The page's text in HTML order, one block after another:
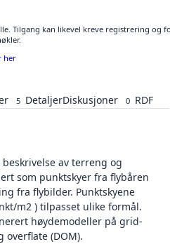
Tilgang kan likevel kreve registrering og
her
5 DetaljerDiskusjoner 0 RDF
av terreng og
som punktskyer fra flybåren
fra flybilder. Punktskyene
m2 ) tilpasset ulike formål.
høydemodeller på grid-
overflate (DOM).